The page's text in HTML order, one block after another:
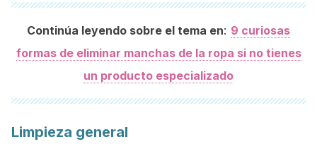
Continúa leyendo sobre el tema en: 9 curiosas
formas de eliminar manchas de la ropa si no tienes
un producto especializado
Limpieza general